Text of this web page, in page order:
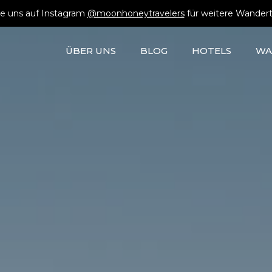
uns auf Instagram @moonhoneytravelersfür weitere
ÜBER UNS BLOG HOTELS